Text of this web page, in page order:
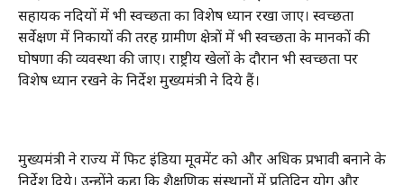
सहायक नदियों में भी स्वच्छता का विशेष ध्यान रखा जाए। स्वच्छता
सर्वेक्षण में निकायों की तरह ग्रामीण क्षेत्रों में भी स्वच्छता के मानकों की
घोषणा की व्यवस्था की जाए। राष्ट्रीय खेलों के दौरान भी स्वच्छता पर
विशेष ध्यान रखने के निर्देश मुख्यमंत्री ने दिये हैं।
मुख्यमंत्री ने राज्य में फिट इंडिया मूवमेंट को और अधिक प्रभावी बनाने के
निर्देश दिये। उन्होंने कहा कि शैक्षणिक संस्थानों में प्रतिदिन योग और